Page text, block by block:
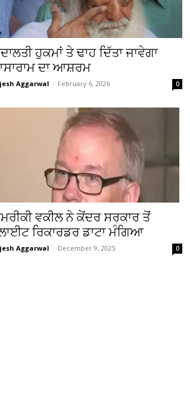
ਹੁਕਮਾਂ ਤੇ ਢਾਹ ਦਿੱਤਾ ਜਾਵੇਗਾ
ਦਾ ਆਸ਼ਰਮ
Aggarwal - February 6, 2026 0
ਵਕੀਲ ਨੇ ਕੇਂਦਰ ਸਰਕਾਰ ਤੋਂ
ਰਿਕਾਰਡਰ ਡਾਟਾ ਮੰਗਿਆ
Aggarwal - December 9, 2025 0